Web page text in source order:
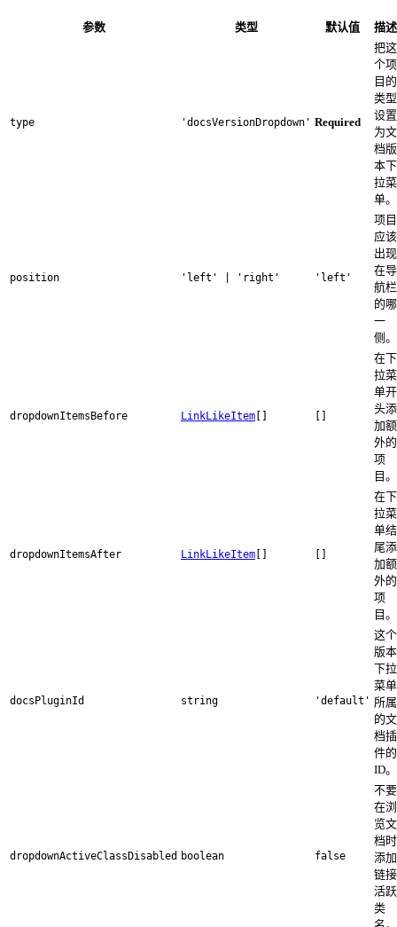
参数 类型 默认值 描述
type 'docsVersionDropdown' Required
把这
个项
目的
类型
设置
为文
档版
本下
拉菜
单。
position 'left' | 'right' 'left'
项目
应该
出现
在导
航栏
的哪
一
侧。
dropdownItemsBefore LinkLikeItem [] []
在下
拉菜
单开
头添
加额
外的
项
目。
dropdownItemsAfter LinkLikeItem [] []
在下
拉菜
单结
尾添
加额
外的
项
目。
docsPluginId string 'default'
这个
版本
下拉
菜单
所属
的文
档插
件的
ID。
dropdownActiveClassDisabled boolean false
不要
在浏
览文
档时
添加
链接
活跃
类